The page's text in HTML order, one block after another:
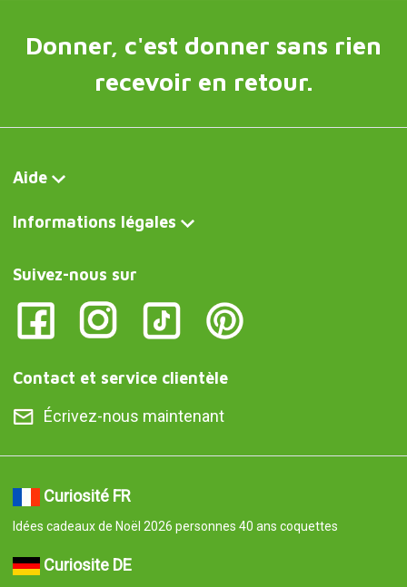
Donner, c'est donner sans rien
recevoir en retour.
Aide
Informations légales
Suivez-nous sur
Contact et service clientèle
Écrivez-nous maintenant
Curiosité FR
Idées cadeaux de Noël 2026 personnes 40 ans coquettes
Curiosite DE